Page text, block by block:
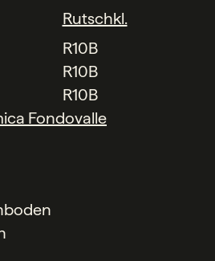
Rutschkl.
R10B
R10B
R10B
Fondovalle